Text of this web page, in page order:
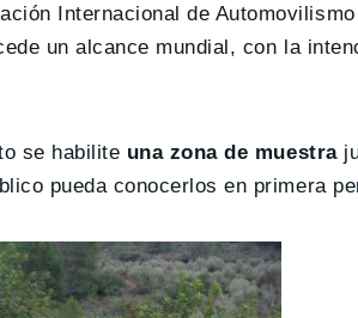
Internacional de
un alcance mundial, con la
se habilite una zona de muestra
pueda conocerlos en primera